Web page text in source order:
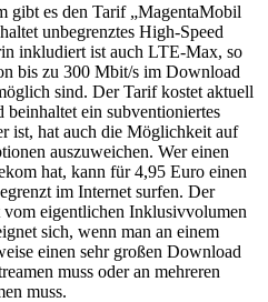
gibt es den Tarif „MagentaMobil
unbegrenztes High-Speed
inkludiert ist auch LTE-Max, so
bis zu 300 Mbit/s im Download
sind. Der Tarif kostet aktuell
ein subventioniertes
ist, hat auch die Möglichkeit auf
auszuweichen. Wer einen
hat, kann für 4,95 Euro einen
im Internet surfen. Der
eigentlichen Inklusivvolumen
sich, wenn man an einem
einen sehr großen Download
muss oder an mehreren
muss.